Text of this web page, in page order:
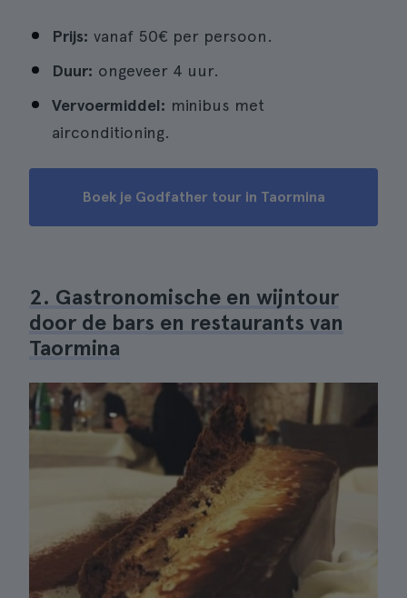
Prijs: vanaf 50€ per persoon.
Duur: ongeveer 4 uur.
Vervoermiddel: minibus met
airconditioning.
Boek je Godfather tour in Taormina
2. Gastronomische en wijntour
door de bars en restaurants van
Taormina